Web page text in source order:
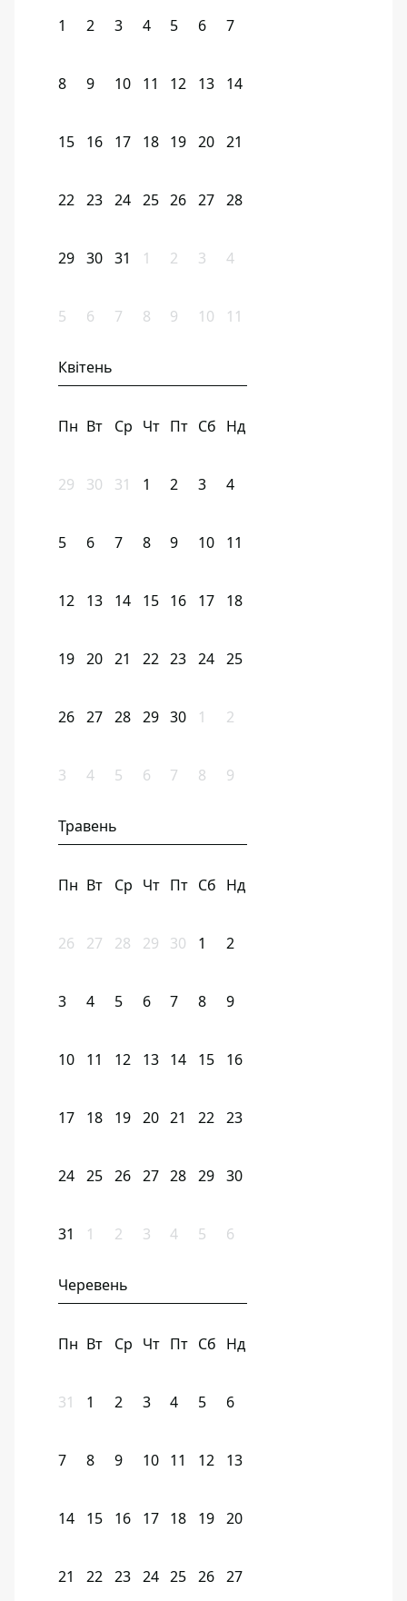
1 2 3 4 5 6 7
8 9 10 11 12 13 14
15 16 17 18 19 20 21
22 23 24 25 26 27 28
29 30 31 1 2 3 4
5 6 7 8 9 10 11
Квітень
Пн Вт Ср Чт Пт Сб Нд
29 30 31 1 2 3 4
5 6 7 8 9 10 11
12 13 14 15 16 17 18
19 20 21 22 23 24 25
26 27 28 29 30 1 2
3 4 5 6 7 8 9
Травень
Пн Вт Ср Чт Пт Сб Нд
26 27 28 29 30 1 2
3 4 5 6 7 8 9
10 11 12 13 14 15 16
17 18 19 20 21 22 23
24 25 26 27 28 29 30
31 1 2 3 4 5 6
Черевень
Пн Вт Ср Чт Пт Сб Нд
31 1 2 3 4 5 6
7 8 9 10 11 12 13
14 15 16 17 18 19 20
21 22 23 24 25 26 27